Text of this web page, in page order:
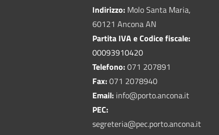
Indirizzo: Molo Santa Maria,
60121 Ancona AN
Partita IVA e Codice fiscale:
00093910420
Telefono:071 207891
Fax:071 2078940
Email: info@porto.ancona.it
PEC:
segreteria@pec.porto.ancona.it